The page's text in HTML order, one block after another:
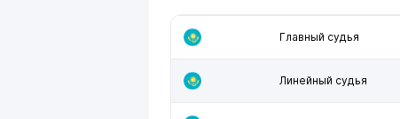
Главный судья
Линейный судья